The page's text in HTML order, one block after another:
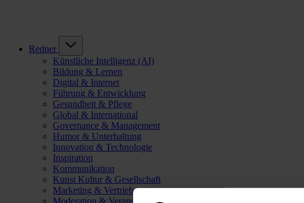
Redner
Künstliche Intelligenz (AI)
Bildung & Lernen
Digital & Internet
Führung & Entwicklung
Gesundheit & Pflege
Global & International
Governance & Management
Humor & Unterhaltung
Innovation & Technologie
Inspiration
Kommunikation
Kunst Kultur & Gesellschaft
Marketing & Vertrieb
Moderation & Veranstaltungsleitung